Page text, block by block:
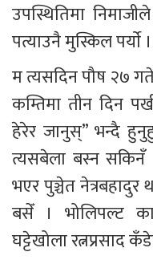
उपस्थितिमा
पत्याउनै मुस्किल पर्याे ।
म त्यसदिन पौष २७
कम्तिमा तीन दिन
हेरेर जानुस्‌” भन्दै हुनुहुन्थ्यो । पछि आउने बाचा गरेर
त्यसबेला बस्न सकिनँ
भएर पुञ्चेत
बसेँ । भोलिपल्ट
घट्टेखोला रत्नप्रसाद